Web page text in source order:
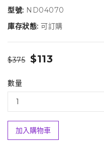
型號: ND04070
庫存狀態: 可訂購
$375 $113
數量
加入購物車